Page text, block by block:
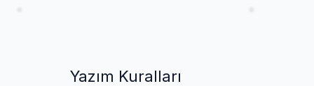
Yazım Kuralları